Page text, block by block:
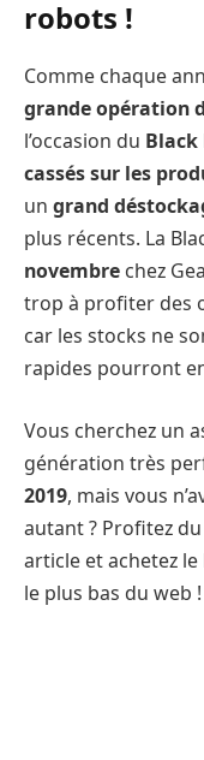
robots !
Comme chaque
grande opération
l’occasion du Black
cassés sur les
un grand
plus récents. La
novembre chez
trop à profiter des
car les stocks ne
rapides pourront
Vous cherchez un
génération très
2019, mais vous
autant ? Profitez du
article et achetez le
le plus bas du web !